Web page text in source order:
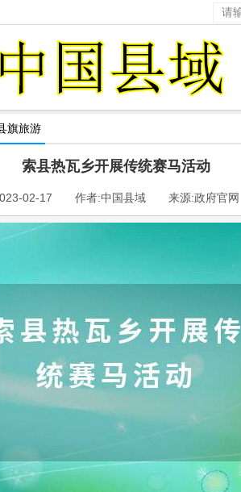
旗旅游
索县热瓦乡开展传统赛马活动
02-17 作者:中国县域 来源:政府官网